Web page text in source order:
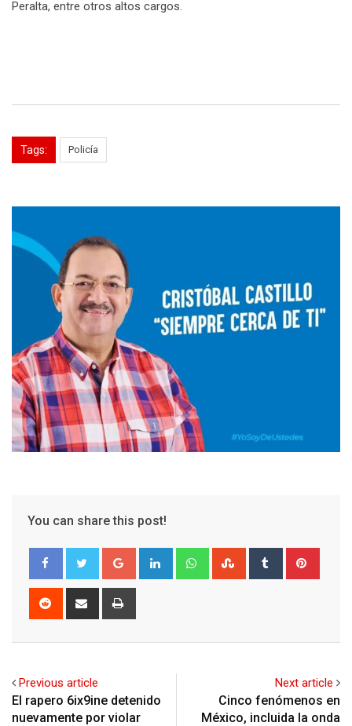
Peralta, entre otros altos cargos.
Tags: Policía
You can share this post!
Google+ LinkedIn WhatsappStumbleUpon
Tumblr
Reddit
Share
Previous article
El rapero 6ix9ine detenido
nuevamente por violar
Next article
Cinco fenómenos en
México, incluida la onda